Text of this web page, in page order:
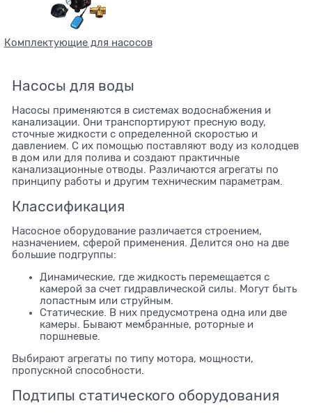
Комплектующие для насосов
Насосы для воды
Насосы применяются в системах водоснабжения и
канализации. Они транспортируют пресную воду,
сточные жидкости с определенной скоростью и
давлением. С их помощью поставляют воду из колодцев
в дом или для полива и создают практичные
канализационные отводы. Различаются агрегаты по
принципу работы и другим техническим параметрам.
Классификация
Насосное оборудование различается строением,
назначением, сферой применения. Делится оно на две
большие подгруппы:
Динамические, где жидкость перемещается с
камерой за счет гидравлической силы. Могут быть
лопастным или струйным.
Статические. В них предусмотрена одна или две
камеры. Бывают мембранные, роторные и
поршневые.
Выбирают агрегаты по типу мотора, мощности,
пропускной способности.
Подтипы статического оборудования